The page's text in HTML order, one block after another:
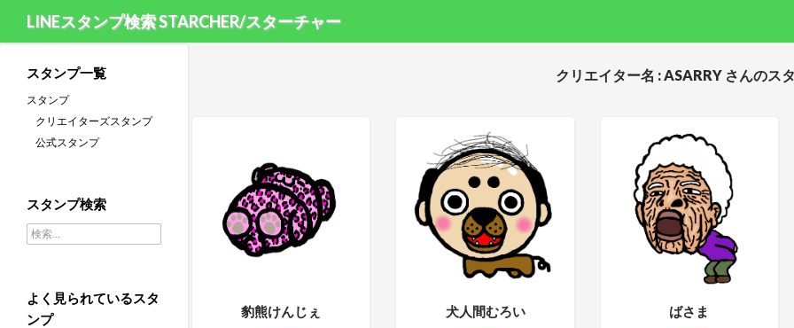
LINEスタンプ検索 STARCHER/スターチャー
クリエイター名 : ASARRY さんのス
豹熊けんじぇ 犬人間むろい ばさま
スタンプ一覧
スタンプ
クリエイターズスタンプ
公式スタンプ
スタンプ検索
検索:
よく見られているスタ
ンプ